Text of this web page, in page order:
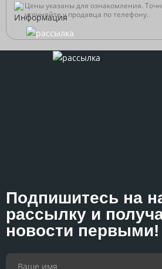
Цены указаны для ознакомления.
уточняйте у продавца по телефону.
Подпишитесь на
рассылку и
новости первыми!